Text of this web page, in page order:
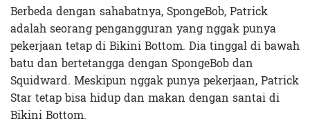
Berbeda dengan sahabatnya, SpongeBob, Patrick
adalah seorang pengangguran yang nggak punya
pekerjaan tetap di Bikini Bottom. Dia tinggal di bawah
batu dan bertetangga dengan SpongeBob dan
Squidward. Meskipun nggak punya pekerjaan, Patrick
Star tetap bisa hidup dan makan dengan santai di
Bikini Bottom.